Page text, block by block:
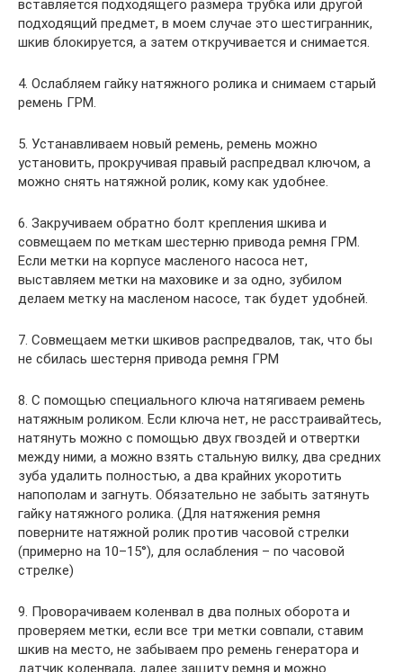
вставляется подходящего размера трубка или другой
подходящий предмет, в моем случае это шестигранник,
шкив блокируется, а затем откручивается и снимается.
4. Ослабляем гайку натяжного ролика и снимаем старый
ремень ГРМ.
5. Устанавливаем новый ремень, ремень можно
установить, прокручивая правый распредвал ключом, а
можно снять натяжной ролик, кому как удобнее.
6. Закручиваем обратно болт крепления шкива и
совмещаем по меткам шестерню привода ремня ГРМ.
Если метки на корпусе масленого насоса нет,
выставляем метки на маховике и за одно, зубилом
делаем метку на масленом насосе, так будет удобней.
7. Совмещаем метки шкивов распредвалов, так, что бы
не сбилась шестерня привода ремня ГРМ
8. С помощью специального ключа натягиваем ремень
натяжным роликом. Если ключа нет, не расстраивайтесь,
натянуть можно с помощью двух гвоздей и отвертки
между ними, а можно взять стальную вилку, два средних
зуба удалить полностью, а два крайних укоротить
напополам и загнуть. Обязательно не забыть затянуть
гайку натяжного ролика. (Для натяжения ремня
поверните натяжной ролик против часовой стрелки
(примерно на 10–15°), для ослабления – по часовой
стрелке)
9. Проворачиваем коленвал в два полных оборота и
проверяем метки, если все три метки совпали, ставим
шкив на место, не забываем про ремень генератора и
датчик коленвала, далее защиту ремня и можно